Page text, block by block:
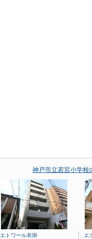
神戸市立若宮小学校
エトワール衣掛
エ